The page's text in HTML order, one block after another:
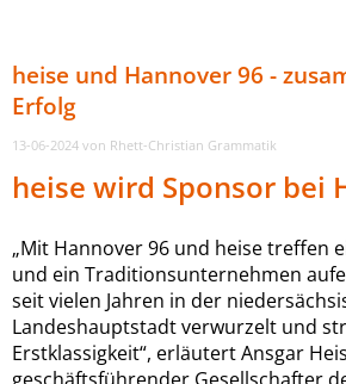
heise und Hannover 96 -
Erfolg
13-06-2024 von Rhett-Christian Grammatik
heise wird Sponsor bei
„Mit Hannover 96 und heise treffen
und ein Traditionsunternehmen
seit vielen Jahren in der
Landeshauptstadt verwurzelt und
Erstklassigkeit“, erläutert Ansgar